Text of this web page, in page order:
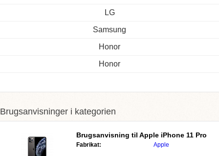
LG
Samsung
Honor
Honor
Brugsanvisninger i kategorien
Brugsanvisning til Apple iPhone 11 Pro
Fabrikat: Apple